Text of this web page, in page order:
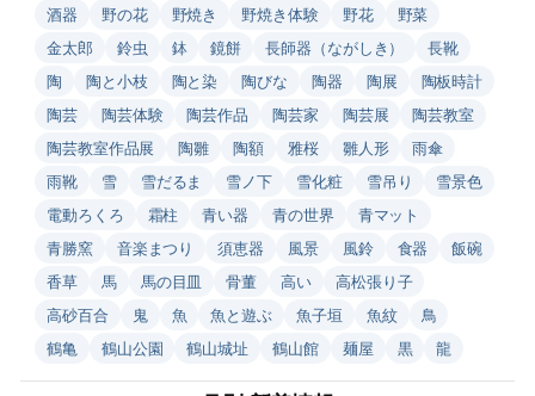
酒器
野の花 野焼き 野焼き体験 野花
野菜
金太郎
鈴虫 鉢 鏡餅 長師器（ながしき）
長靴
陶
陶と小枝 陶と染 陶びな 陶器 陶展
陶板時計
陶芸
陶芸体験 陶芸作品 陶芸家 陶芸展
陶芸教室
陶芸教室作品展
陶雛 陶額 雅桜 雛人形
雨傘
雨靴
雪 雪だるま 雪ノ下 雪化粧 雪吊り
雪景色
電動ろくろ
霜柱 青い器 青の世界
青マット
青勝窯
音楽まつり 須恵器 風景 風鈴 食器
飯碗
香草
馬 馬の目皿 骨董 高い
高松張り子
高砂百合
鬼 魚 魚と遊ぶ 魚子垣 魚紋
鳥
鶴亀
鶴山公園 鶴山城址 鶴山館 麺屋 黒 龍